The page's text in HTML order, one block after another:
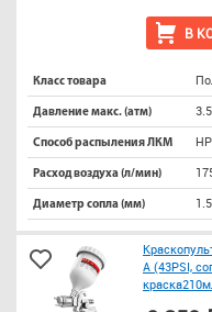
В
Класс товара
Давление макс. (атм) 3.5
Способ распыления ЛКМ HP
Расход воздуха (л/мин)
Диаметр сопла (мм) 1.5
A (43PSI,